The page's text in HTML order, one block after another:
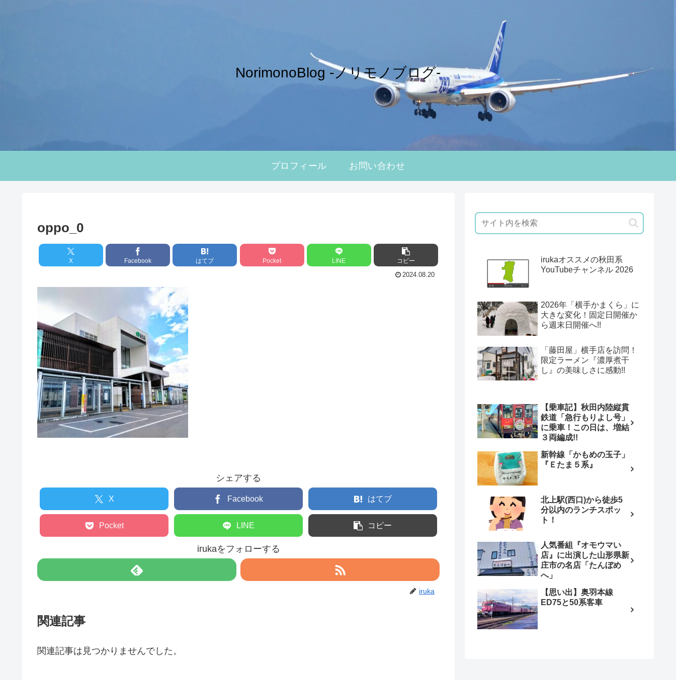
NorimonoBlog -ノリモノブログ-
プロフィール お問い合わせ
oppo_0
X Facebook はてブ Pocket LINE コピー
2024.08.20
シェアする
X Facebook はてブ
Pocket LINE コピー
irukaをフォローする
iruka
関連記事
関連記事は見つかりませんでした。
irukaオススメの秋田系
YouTubeチャンネル 2026
2026年「横手かまくら」に
大きな変化！固定日開催か
ら週末日開催へ!!
「藤田屋」横手店を訪問！
限定ラーメン『濃厚煮干
し』の美味しさに感動!!
【乗車記】秋田内陸縦貫
鉄道「急行もりよし号」
に乗車！この日は、増結
３両編成!!
新幹線「かもめの玉子」
『Ｅたま５系』
北上駅(西口)から徒歩5
分以内のランチスポッ
ト！
人気番組『オモウマい
店』に出演した山形県新
庄市の名店「たんぼめ
へ」
【思い出】奥羽本線
ED75と50系客車